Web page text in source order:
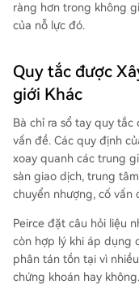
ràng hơn trong không
của nỗ lực đó.
Quy tắc được
giới Khác
Bà chỉ ra sổ tay quy tắc
vấn đề. Các quy định
xoay quanh các trung
sàn giao dịch, trung
chuyển nhượng, cố vấn
Peirce đặt câu hỏi liệu
còn hợp lý khi áp dụng
phân tán tồn tại vì
chứng khoán hay không.